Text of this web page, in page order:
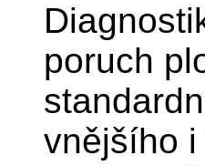
poruch
vnějšího